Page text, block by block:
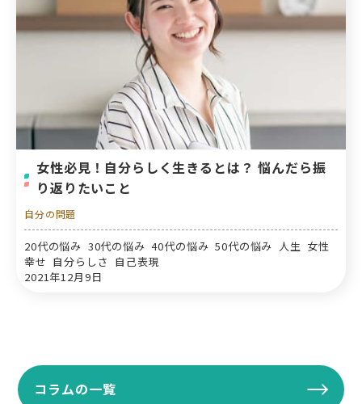
女性必見！自分らしく生きるとは？ 悩んだら振
り返りたいこと
自分の問題
20代の悩み 30代の悩み 40代の悩み 50代の悩み 人生 女性
幸せ 自分らしさ 自己表現
2021年12月9日
コラムの一覧